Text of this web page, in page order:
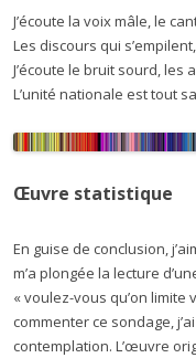
J’écoute la voix mâle, le
Les discours qui
J’écoute le bruit sourd, les
L’unité nationale est tout
Œuvre statistique
En guise de conclusion,
m’a plongée la lecture
« voulez-vous qu’on limite
commenter ce sondage,
contemplation. L’œuvre